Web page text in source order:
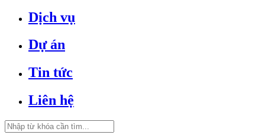
Dịch vụ
Dự án
Tin tức
Liên hệ